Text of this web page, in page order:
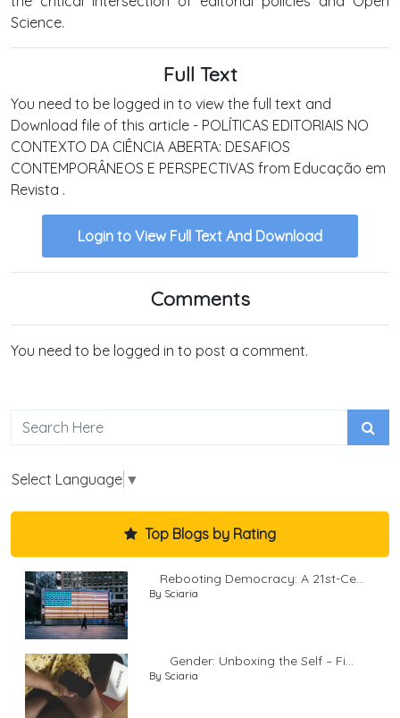
Science.
Full Text
You need to be logged in to view the full text and
Download file of this article - POLÍTICAS EDITORIAIS NO
CONTEXTO DA CIÊNCIA ABERTA: DESAFIOS
CONTEMPORÂNEOS E PERSPECTIVAS from Educação em
Revista .
Login to View Full Text And Download
Comments
You need to be logged in to post a comment.
Select Language ▼
Top Blogs by Rating
Rebooting Democracy: A 21st-Ce...
By Sciaria
Gender: Unboxing the Self – Fi...
By Sciaria